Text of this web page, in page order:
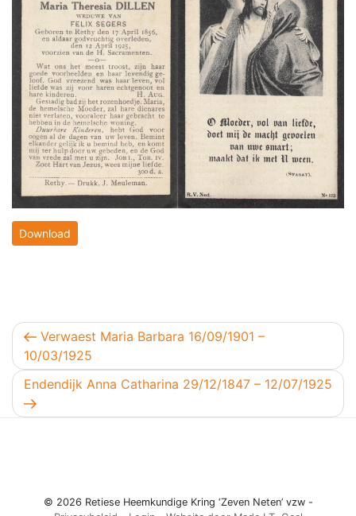
Download
Berichtnavigatie
Vorig bericht
Verwaest Maria Barbara 16/09/1901 –
10/03/1925
Volgend bericht
Endendijk Anna Catharina 29/12/1847 – 12/07/1925
© 2026 Retiese Heemkundige Kring ‘Zeven Neten’ vzw -